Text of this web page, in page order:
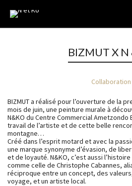
BIZMUT X N
Collaboration
BIZMUT a réalisé pour l’ouverture de la
mois de juin, une peinture murale à
N&KO du Centre Commercial Ametzondo
travail de l’artiste et de cette belle
montagne…
Créé dans l’esprit motard et avec la
une marque synonyme d’évasion, de
et de loyauté. N&KO, c’est aussi
comme celle de Christophe Cabannes,
réciproque entre un concept, des
voyage, et un artiste local.